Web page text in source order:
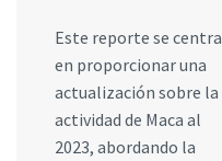
Este reporte se centra
en proporcionar una
actualización sobre la
actividad de Maca al
2023, abordando la